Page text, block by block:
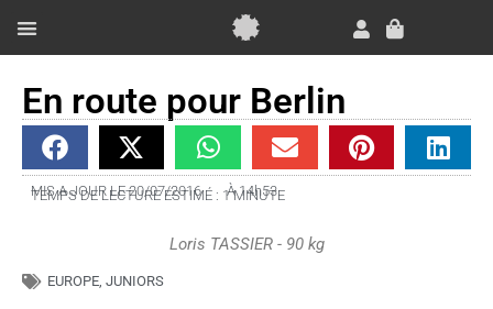
contenu
Panier
En route pour Berlin
MIS A JOUR LE 20/07/2016 À 14h53
TEMPS DE LECTURE ESTIMÉ : 1 MINUTE
Loris TASSIER - 90 kg
EUROPE, JUNIORS